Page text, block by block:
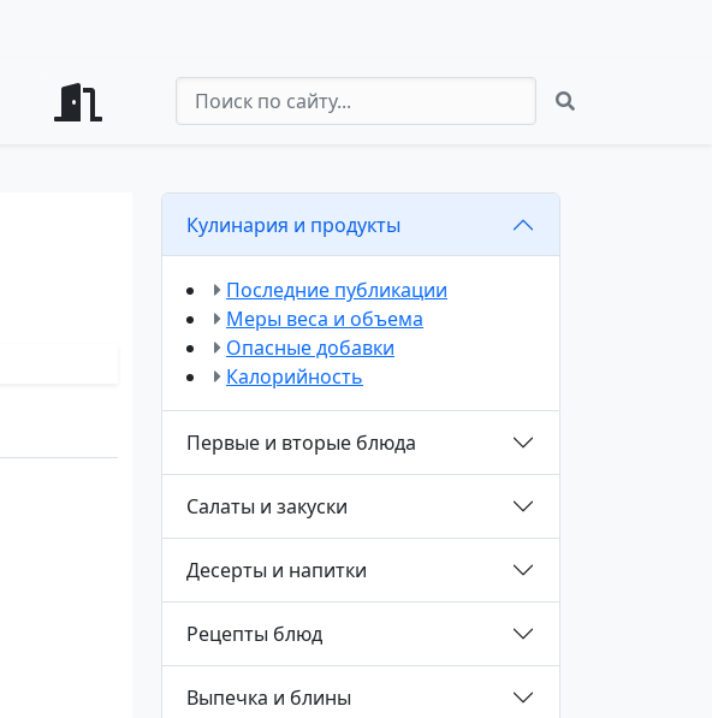
Кулинария и продукты
Последние публикации
Меры веса и объема
Опасные добавки
Калорийность
Первые и вторые блюда
Салаты и закуски
Десерты и напитки
Рецепты блюд
Выпечка и блины